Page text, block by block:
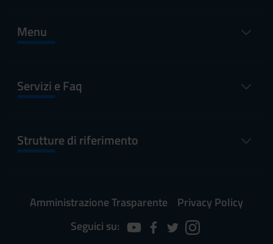
Menu
Servizi e Faq
Strutture di riferimento
Amministrazione Trasparente
Privacy Policy
Seguici su: